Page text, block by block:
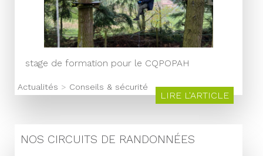
stage de formation pour le CQPOPAH
Actualités > Conseils & sécurité
LIRE L'ARTICLE
NOS CIRCUITS DE RANDONNÉES